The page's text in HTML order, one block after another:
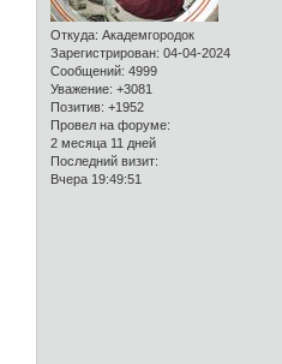
Откуда: Академгородок
Зарегистрирован: 04-04-2024
Сообщений: 4999
Уважение: +3081
Позитив: +1952
Провел на форуме:
2 месяца 11 дней
Последний визит:
Вчера 19:49:51